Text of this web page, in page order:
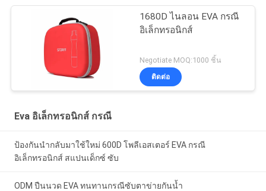
1680D ไนลอน EVA กรณี
อิเล็กทรอนิกส์
Negotiate MOQ:1000 ชิ้น
ติดต่อ
Eva อิเล็กทรอนิกส์ กรณี
ป้องกันนำกลับมาใช้ใหม่ 600D โพลีเอสเตอร์ EVA กรณี
อิเล็กทรอนิกส์ สแปนเด็กซ์ ซับ
ODM ปืนนวด EVA ทนทานกรณีซับตาข่ายกันน้ำ